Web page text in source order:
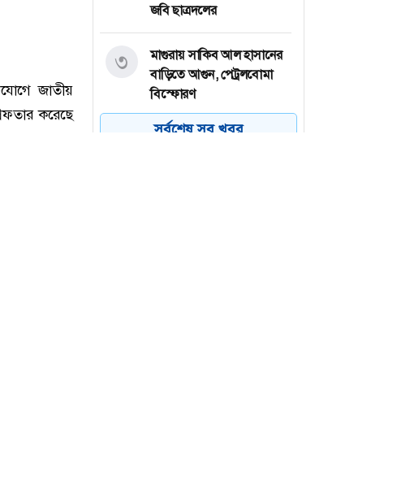
জবি ছাত্রদলের
মাগুরায় সাকিব আল হাসানের
বাড়িতে আগুন, পেট্রলবোমা
বিস্ফোরণ
৩
বগুড়া মহানগরে ১১ দলের
সর্বশেষ সব খবর